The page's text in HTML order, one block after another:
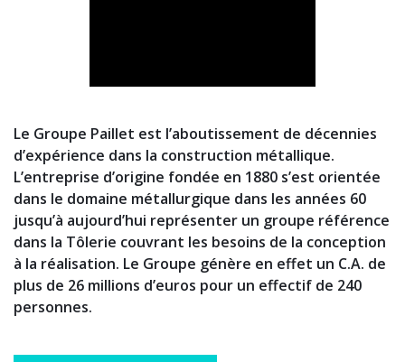
Le Groupe Paillet est l’aboutissement de décennies
d’expérience dans la construction métallique.
L’entreprise d’origine fondée en 1880 s’est orientée
dans le domaine métallurgique dans les années 60
jusqu’à aujourd’hui représenter un groupe référence
dans la Tôlerie couvrant les besoins de la conception
à la réalisation. Le Groupe génère en effet un C.A. de
plus de 26 millions d’euros pour un effectif de 240
personnes.